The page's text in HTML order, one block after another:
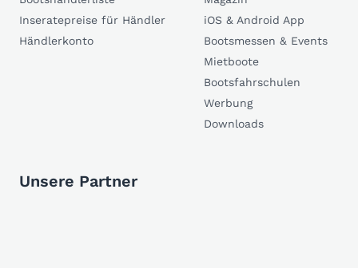
Inseratepreise für Händler
Händlerkonto
iOS & Android App
Bootsmessen & Events
Mietboote
Bootsfahrschulen
Werbung
Downloads
Unsere Partner